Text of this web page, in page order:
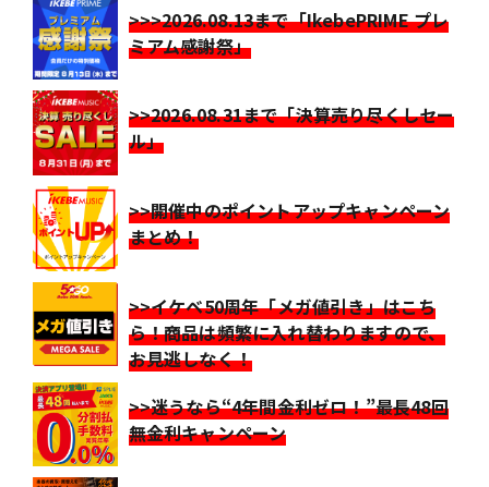
>>>2026.08.13まで「IkebePRIME プレ
ミアム感謝祭」
>>2026.08.31まで「決算売り尽くしセー
ル」
>>開催中のポイントアップキャンペーン
まとめ！
>>イケベ50周年「メガ値引き」はこち
ら！商品は頻繁に入れ替わりますので、
お見逃しなく！
>>迷うなら“4年間金利ゼロ！”最長48回
無金利キャンペーン